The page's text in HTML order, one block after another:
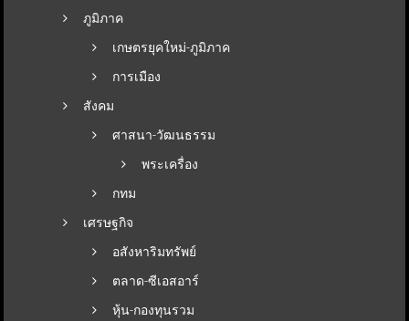
ภูมิภาค
เกษตรยุคใหม่-ภูมิภาค
การเมือง
สังคม
ศาสนา-วัฒนธรรม
พระเครื่อง
กทม
เศรษฐกิจ
อสังหาริมทรัพย์
ตลาด-ซีเอสอาร์
หุ้น-กองทุนรวม